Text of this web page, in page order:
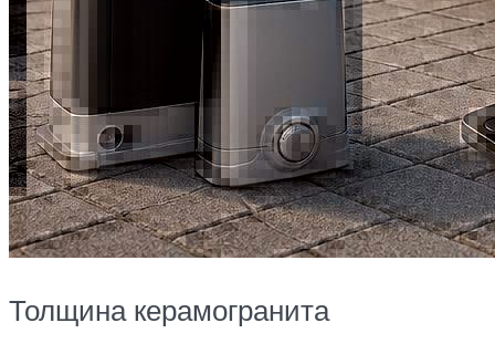
Толщина керамогранита